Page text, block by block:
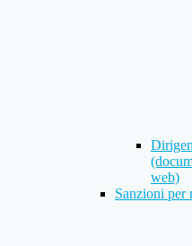
web)
Sanzioni per